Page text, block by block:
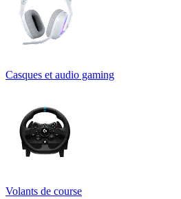
Casques et audio gaming
Volants de course